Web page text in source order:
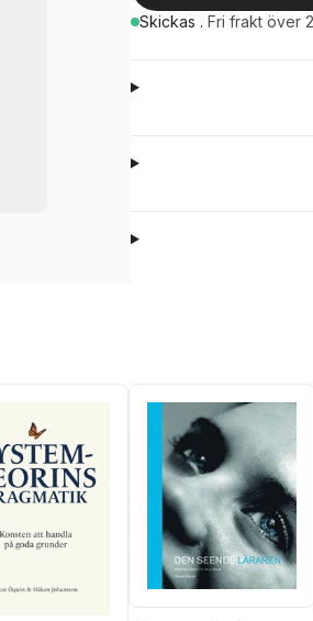
Skickas . Fri frakt över